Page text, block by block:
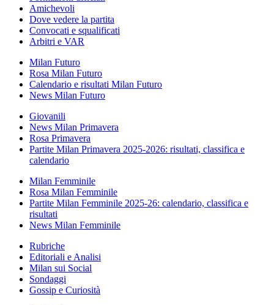
Amichevoli
Dove vedere la partita
Convocati e squalificati
Arbitri e VAR
Milan Futuro
Rosa Milan Futuro
Calendario e risultati Milan Futuro
News Milan Futuro
Giovanili
News Milan Primavera
Rosa Primavera
Partite Milan Primavera 2025-2026: risultati, classifica e
calendario
Milan Femminile
Rosa Milan Femminile
Partite Milan Femminile 2025-26: calendario, classifica e
risultati
News Milan Femminile
Rubriche
Editoriali e Analisi
Milan sui Social
Sondaggi
Gossip e Curiosità